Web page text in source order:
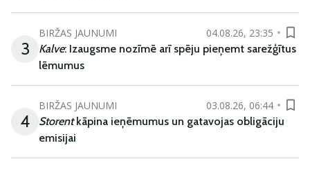
3
BIRŽAS JAUNUMI
04.08.26, 23:35
Kalve: Izaugsme nozīmē arī spēju pieņemt sarežģītus
lēmumus
4
BIRŽAS JAUNUMI
03.08.26, 06:44
Storentkāpina ieņēmumus un gatavojas obligāciju
emisijai